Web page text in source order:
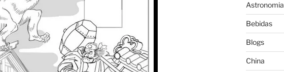
Astronomia
Bebidas
Blogs
China